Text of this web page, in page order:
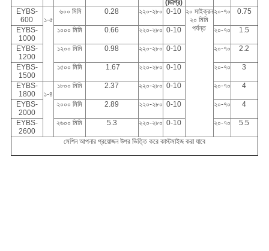
(ডিগ্রি)
EYBS-
600
১-৫
৬০০ মিমি 0.28 ২২০-২৮০ 0-10 ২০ মাইক্রন
২০ মিমি
পর্যন্ত
২০-৭০ 0.75
EYBS-
1000
১০০০ মিমি 0.66 ২২০-২৮০ 0-10 ২০-৭০ 1.5
EYBS-
1200
১২০০ মিমি 0.98 ২২০-২৮০ 0-10 ২০-৭০ 2.2
EYBS-
1500
১৫০০ মিমি 1.67 ২২০-২৮০ 0-10 ২০-৭০ 3
EYBS-
1800
১-৪
১৮০০ মিমি 2.37 ২২০-২৮০ 0-10 ২০-৭০ 4
EYBS-
2000
২০০০ মিমি 2.89 ২২০-২৮০ 0-10 ২০-৭০ 4
EYBS-
2600
২৬০০ মিমি 5.3 ২২০-২৮০ 0-10 ২০-৭০ 5.5
মেশিন আপনার প্রয়োজন উপর ভিত্তি করে কাস্টমাইজ করা যাবে